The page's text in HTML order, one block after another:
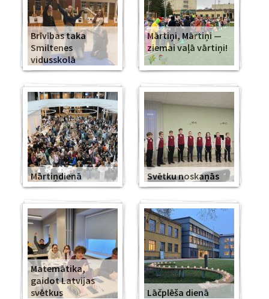
Brīvības taka
Smiltenes
vidusskolā
Mārtiņi, Mārtiņi —
ziemai vaļā vārtiņi!
Mārtiņdienā Svētku noskaņās
Matemātika,
gaidot Latvijas
svētkus
Lāčplēša dienā